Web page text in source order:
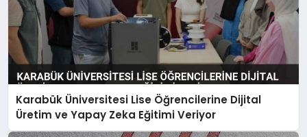
Karabük Üniversitesi Lise Öğrencilerine Dijital
Üretim ve Yapay Zeka Eğitimi Veriyor